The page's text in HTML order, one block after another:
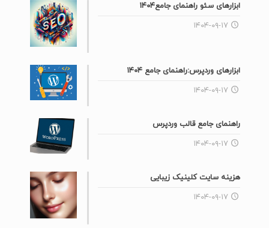
ابزارهای سئو راهنمای جامع۱۴۰۴
۱۴۰۴-۰۹-۱۷
ابزارهای وردپرس:راهنمای جامع ۱۴۰۴
۱۴۰۴-۰۹-۱۷
راهنمای جامع قالب وردپرس
۱۴۰۴-۰۹-۱۷
هزینه سایت کلینیک زیبایی
۱۴۰۴-۰۹-۱۷